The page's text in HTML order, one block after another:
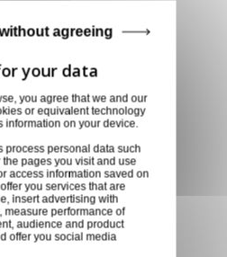
...
client
la tranquillité
confiant vos
et devis
clients par mail.
d'experts est
fournir des
mesure et des
you agree that we and our
or equivalent technology
information on your device.
process personal data such
pages you visit and use
access information saved on
you services that are
insert advertising with
measure performance of
audience and product
offer you social media
agreeing